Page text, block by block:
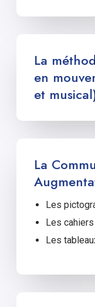
La
en
et
La
Les
Les
Les